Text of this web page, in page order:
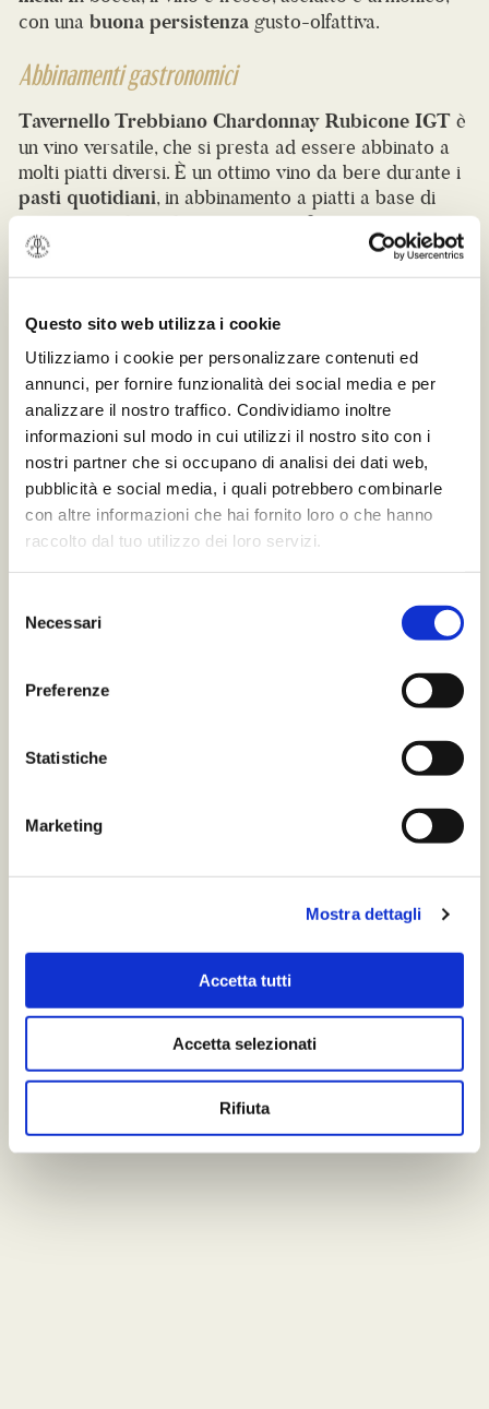
Questo sito web utilizza i cookie
Utilizziamo i cookie per personalizzare contenuti ed
annunci, per fornire funzionalità dei social media e per
analizzare il nostro traffico. Condividiamo inoltre
informazioni sul modo in cui utilizzi il nostro sito con i
nostri partner che si occupano di analisi dei dati web,
pubblicità e social media, i quali potrebbero combinarle
con altre informazioni che hai fornito loro o che hanno
raccolto dal tuo utilizzo dei loro servizi.
delNecessari
Preferenze
Statistiche
Marketing
Mostra dettagli
Accetta tutti
Accetta selezionati
Rifiuta
Abbinamenti gastronomici
Tavernello Trebbiano Chardonnay Rubicone IGT
un vino versatile, che si presta ad essere abbinato a
molti piatti diversi. È un ottimo vino da bere durante i
pasti quotidiani, in abbinamento a piatti a base di
pasta, carni bianche, crostacei o formaggi poco
stagionati. Grazie alla sua freschezza e alla sua
acidità, si abbina perfettamente anche a piatti leggeri
e estivi, come
a base di pesce.
Bottiglia 750ml (12% VOL.)
DISPONIBILE ANCHE
Brick 1,5l